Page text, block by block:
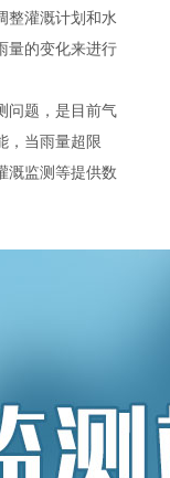
整灌溉计划和水
量的变化来进行
问题，是目前气
，当雨量超限
溉监测等提供数